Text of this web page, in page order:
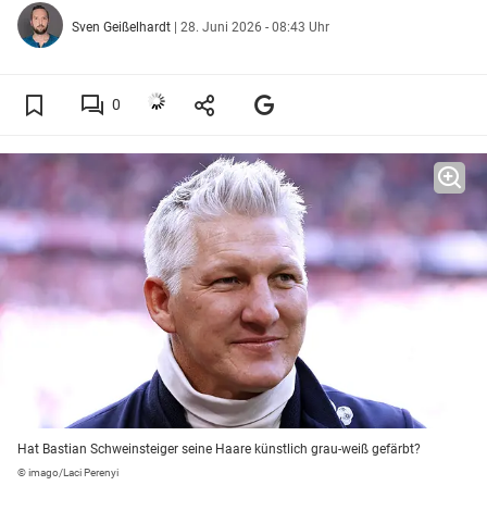
Sven Geißelhardt | 28. Juni 2026 - 08:43 Uhr
0
Hat Bastian Schweinsteiger seine Haare künstlich grau-weiß gefärbt?
© imago/Laci Perenyi